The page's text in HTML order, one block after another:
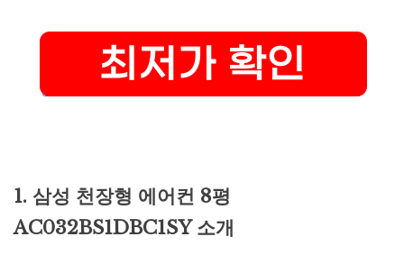
1. 삼성 천장형 에어컨 8평
AC032BS1DBC1SY 소개